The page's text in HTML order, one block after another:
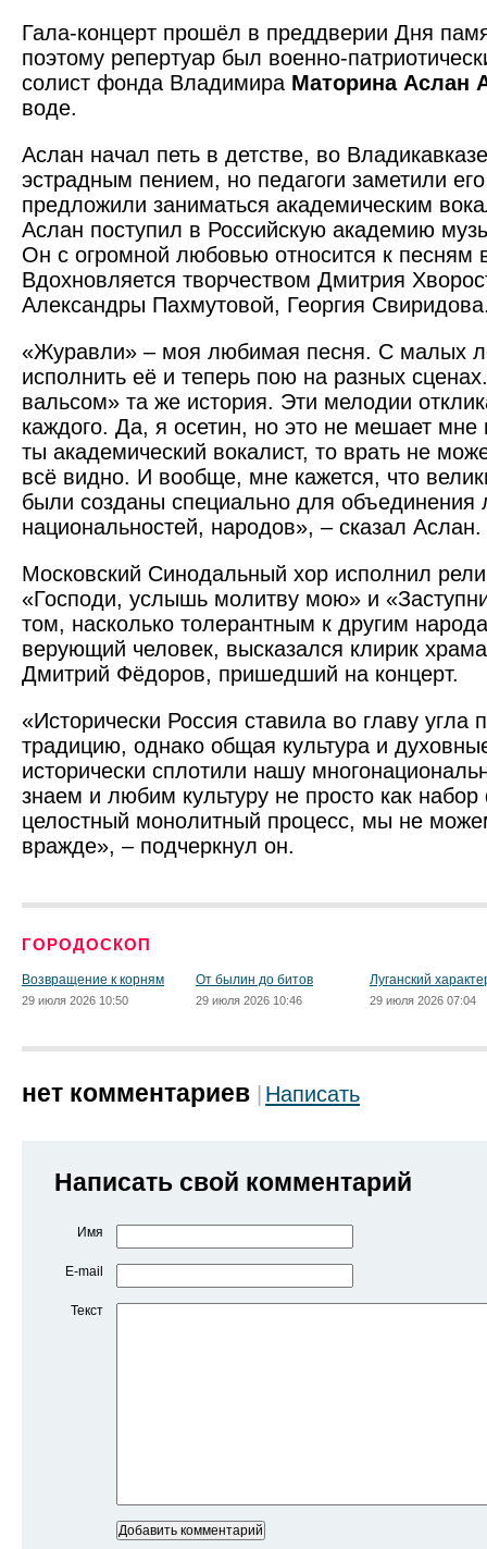
Гала-концерт прошёл в преддверии Дня
поэтому репертуар был военно-
солист фонда Владимира Маторина Аслан
воде.
Аслан начал петь в детстве, во
эстрадным пением, но педагоги заметили
предложили заниматься академическим
Аслан поступил в Российскую академию
Он с огромной любовью относится к песням
Вдохновляется творчеством Дмитрия
Александры Пахмутовой, Георгия
«Журавли» – моя любимая песня. С малых
исполнить её и теперь пою на разных
вальсом» та же история. Эти мелодии
каждого. Да, я осетин, но это не мешает мне
ты академический вокалист, то врать не
всё видно. И вообще, мне кажется, что
были созданы специально для объединения
национальностей, народов», – сказал Аслан.
Московский Синодальный хор исполнил
«Господи, услышь молитву мою» и
том, насколько толерантным к другим
верующий человек, высказался клирик
Дмитрий Фёдоров, пришедший на концерт.
«Исторически Россия ставила во главу угла
традицию, однако общая культура и
исторически сплотили нашу
знаем и любим культуру не просто как набор
целостный монолитный процесс, мы не
вражде», – подчеркнул он.
ГОРОДОСКОП
Возвращение к корням
29 июля 2026 10:50
От былин до битов
29 июля 2026 10:46
Луганский
29 июля 2026 07:04
нет комментариев Написать
Написать свой комментарий
Имя
E-mail
Текст